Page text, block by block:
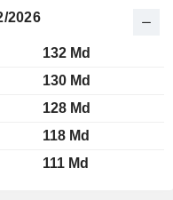
2026
132 Md
130 Md
128 Md
118 Md
111 Md